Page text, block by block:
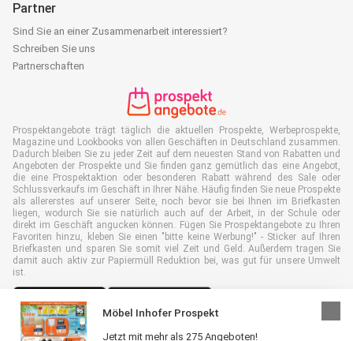
Möbel Inhofer Prospekt
Jetzt mit mehr als 275 Angeboten!
Partner
Sind Sie an einer Zusammenarbeit interessiert?
Schreiben Sie uns
Partnerschaften
Prospektangebote trägt täglich die aktuellen Prospekte, Werbeprospekte,
Magazine und Lookbooks von allen Geschäften in Deutschland zusammen.
Dadurch bleiben Sie zu jeder Zeit auf dem neuesten Stand von Rabatten und
Angeboten der Prospekte und Sie finden ganz gemütlich das eine Angebot,
die eine Prospektaktion oder besonderen Rabatt während des Sale oder
Schlussverkaufs im Geschäft in Ihrer Nähe. Häufig finden Sie neue Prospekte
als allererstes auf unserer Seite, noch bevor sie bei Ihnen im Briefkasten
liegen, wodurch Sie sie natürlich auch auf der Arbeit, in der Schule oder
direkt im Geschäft angucken können. Fügen Sie Prospektangebote zu Ihren
Favoriten hinzu, kleben Sie einen "bitte keine Werbung!" - Sticker auf Ihren
Briefkasten und sparen Sie somit viel Zeit und Geld. Außerdem tragen Sie
damit auch aktiv zur Papiermüll Reduktion bei, was gut für unsere Umwelt
ist.